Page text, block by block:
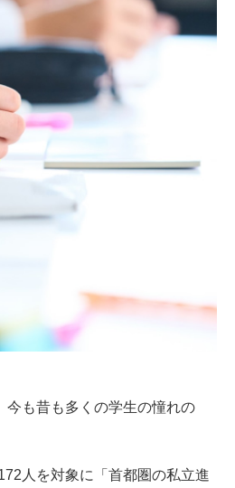
今も昔も多くの学生の憧れの
人を対象に「首都圏の私立進